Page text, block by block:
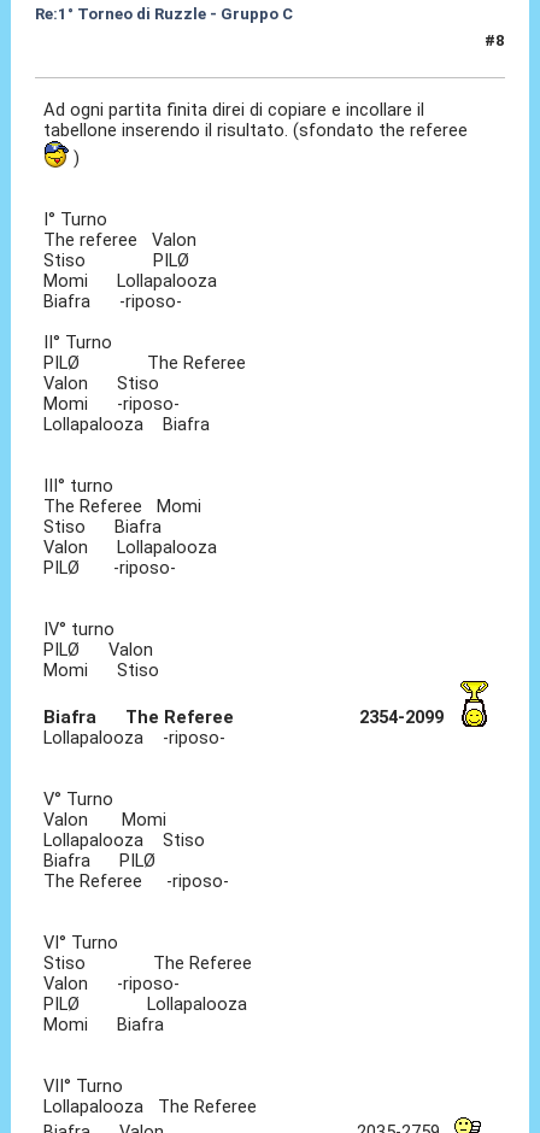
Re:1° Torneo di Ruzzle - Gruppo C
#8
Ad ogni partita finita direi di copiare e incollare il
tabellone inserendo il risultato. (sfondato the referee
)
I° Turno
The referee Valon
Stiso PILØ
Momi Lollapalooza
Biafra -riposo-
II° Turno
PILØ The Referee
Valon Stiso
Momi -riposo-
Lollapalooza Biafra
III° turno
The Referee Momi
Stiso Biafra
Valon Lollapalooza
PILØ -riposo-
IV° turno
PILØ Valon
Momi Stiso
Biafra The Referee 2354-2099
Lollapalooza -riposo-
V° Turno
Valon Momi
Lollapalooza Stiso
Biafra PILØ
The Referee -riposo-
VI° Turno
Stiso The Referee
Valon -riposo-
PILØ Lollapalooza
Momi Biafra
VII° Turno
Lollapalooza The Referee